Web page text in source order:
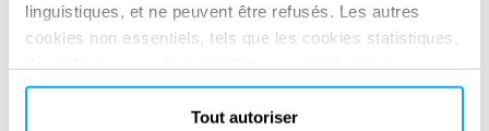
linguistiques, et ne peuvent être refusés. Les autres
cookies non essentiels, tels que les cookies statistiques,
qu'après avoir cliqué sur « Accepter tout ». Pour plus
d'informations, veuillez consulter notre politique en
Tout autoriser
de ses partenaires forment la combinaison idéale pour
contribuer au développement de la technologie nucléaire